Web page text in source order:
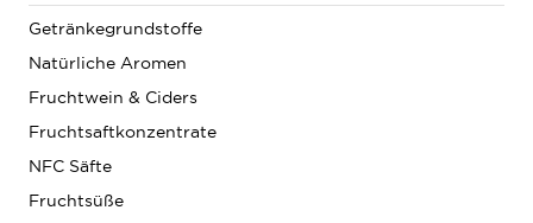
Getränkegrundstoffe
Natürliche Aromen
Fruchtwein & Ciders
Fruchtsaftkonzentrate
NFC Säfte
Fruchtsüße